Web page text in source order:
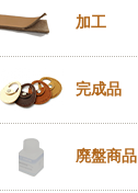
加工
完成品
廃盤商品